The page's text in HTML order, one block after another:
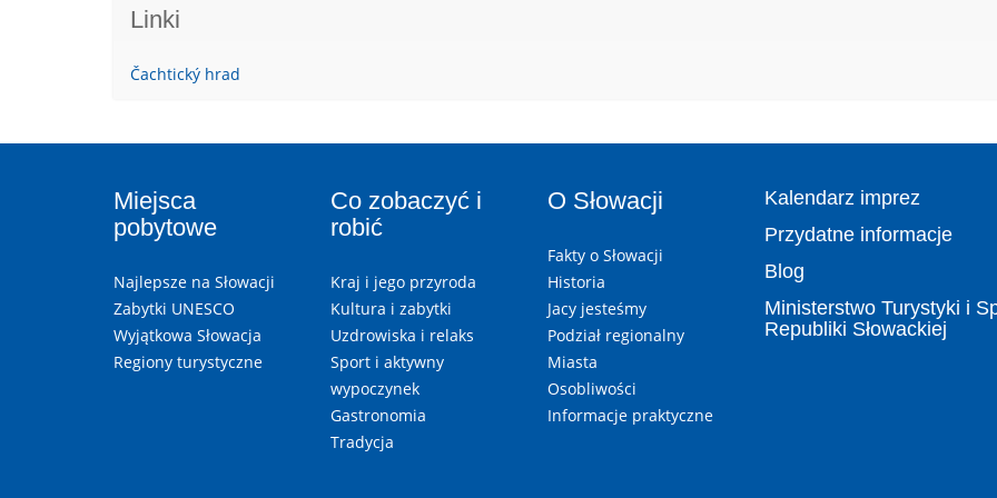
Linki
Čachtický hrad
Miejsca
pobytowe
Najlepsze na Słowacji
Zabytki UNESCO
Wyjątkowa Słowacja
Regiony turystyczne
Co zobaczyć i
robić
Kraj i jego przyroda
Kultura i zabytki
Uzdrowiska i relaks
Sport i aktywny
wypoczynek
Gastronomia
Tradycja
O Słowacji
Fakty o Słowacji
Historia
Jacy jesteśmy
Podział regionalny
Miasta
Osobliwości
Informacje praktyczne
Kalendarz imprez
Przydatne informacje
Blog
Ministerstwo Turystyki i
Republiki Słowackiej